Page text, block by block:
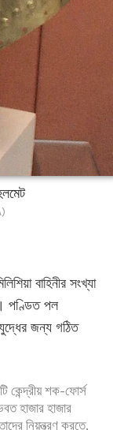
বাহিনীর সংখ্যা
পণ্ডিত পল
যুদ্ধের জন্য গঠিত
কেন্দ্রীয় শক-ফোর্স
হাজার হাজার
নিয়ন্ত্রণ করতে,